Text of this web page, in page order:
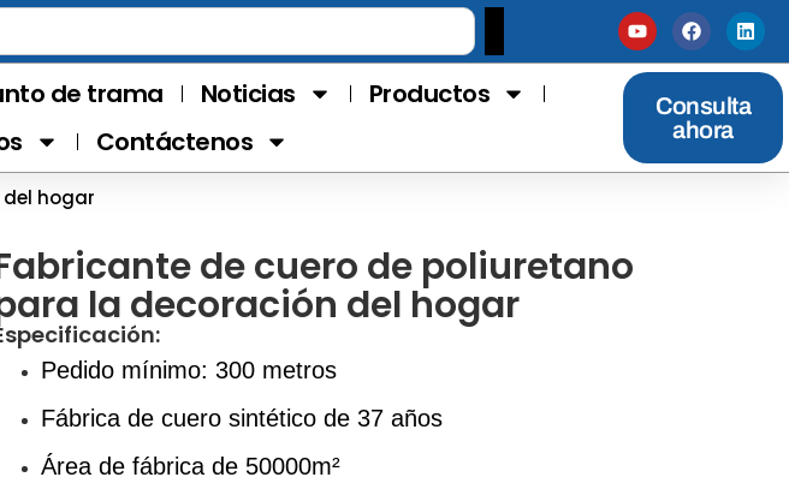
de trama Noticias
Productos
Contáctenos
Consulta
ahora
hogar
de cuero de poliuretano
la decoración del hogar
Pedido mínimo: 300 metros
Fábrica de cuero sintético de 37 años
Área de fábrica de 50000m²